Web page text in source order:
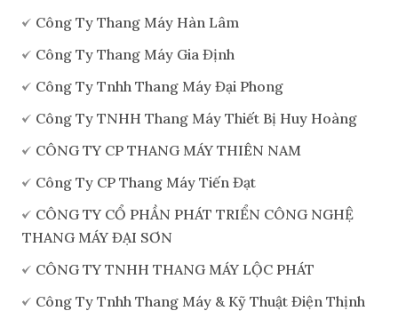
Công Ty Thang Máy Hàn Lâm
Công Ty Thang Máy Gia Định
Công Ty Tnhh Thang Máy Đại Phong
Công Ty TNHH Thang Máy Thiết Bị Huy Hoàng
CÔNG TY CP THANG MÁY THIÊN NAM
Công Ty CP Thang Máy Tiến Đạt
CÔNG TY CỔ PHẦN PHÁT TRIỂN CÔNG NGHỆ
THANG MÁY ĐẠI SƠN
CÔNG TY TNHH THANG MÁY LỘC PHÁT
Công Ty Tnhh Thang Máy & Kỹ Thuật Điện Thịnh